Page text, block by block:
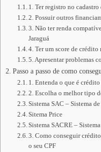
1. Ter registro no
2. Possuir outros
3. Não ter renda
Jaraguá
4. Ter um score de crédito
5. Apresentar problemas
Passo a passo de como
1. Entenda o que é
2. Escolha o melhor tipo
Sistema SAC – Sistema
Sitema Price
Sistema SACRE –
3. Como conseguir
o seu CPF